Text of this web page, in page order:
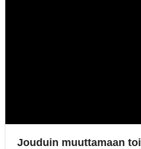
Jouduin muuttamaan